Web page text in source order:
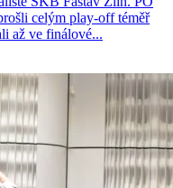
celým play-off téměř
až ve finálové...